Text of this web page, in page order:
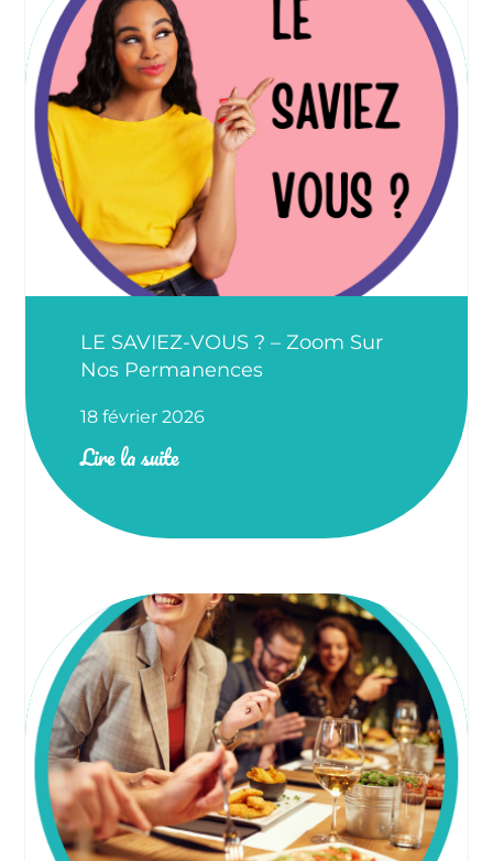
LE SAVIEZ-VOUS ? – Zoom Sur
Nos Permanences
18 février 2026
Lire la suite